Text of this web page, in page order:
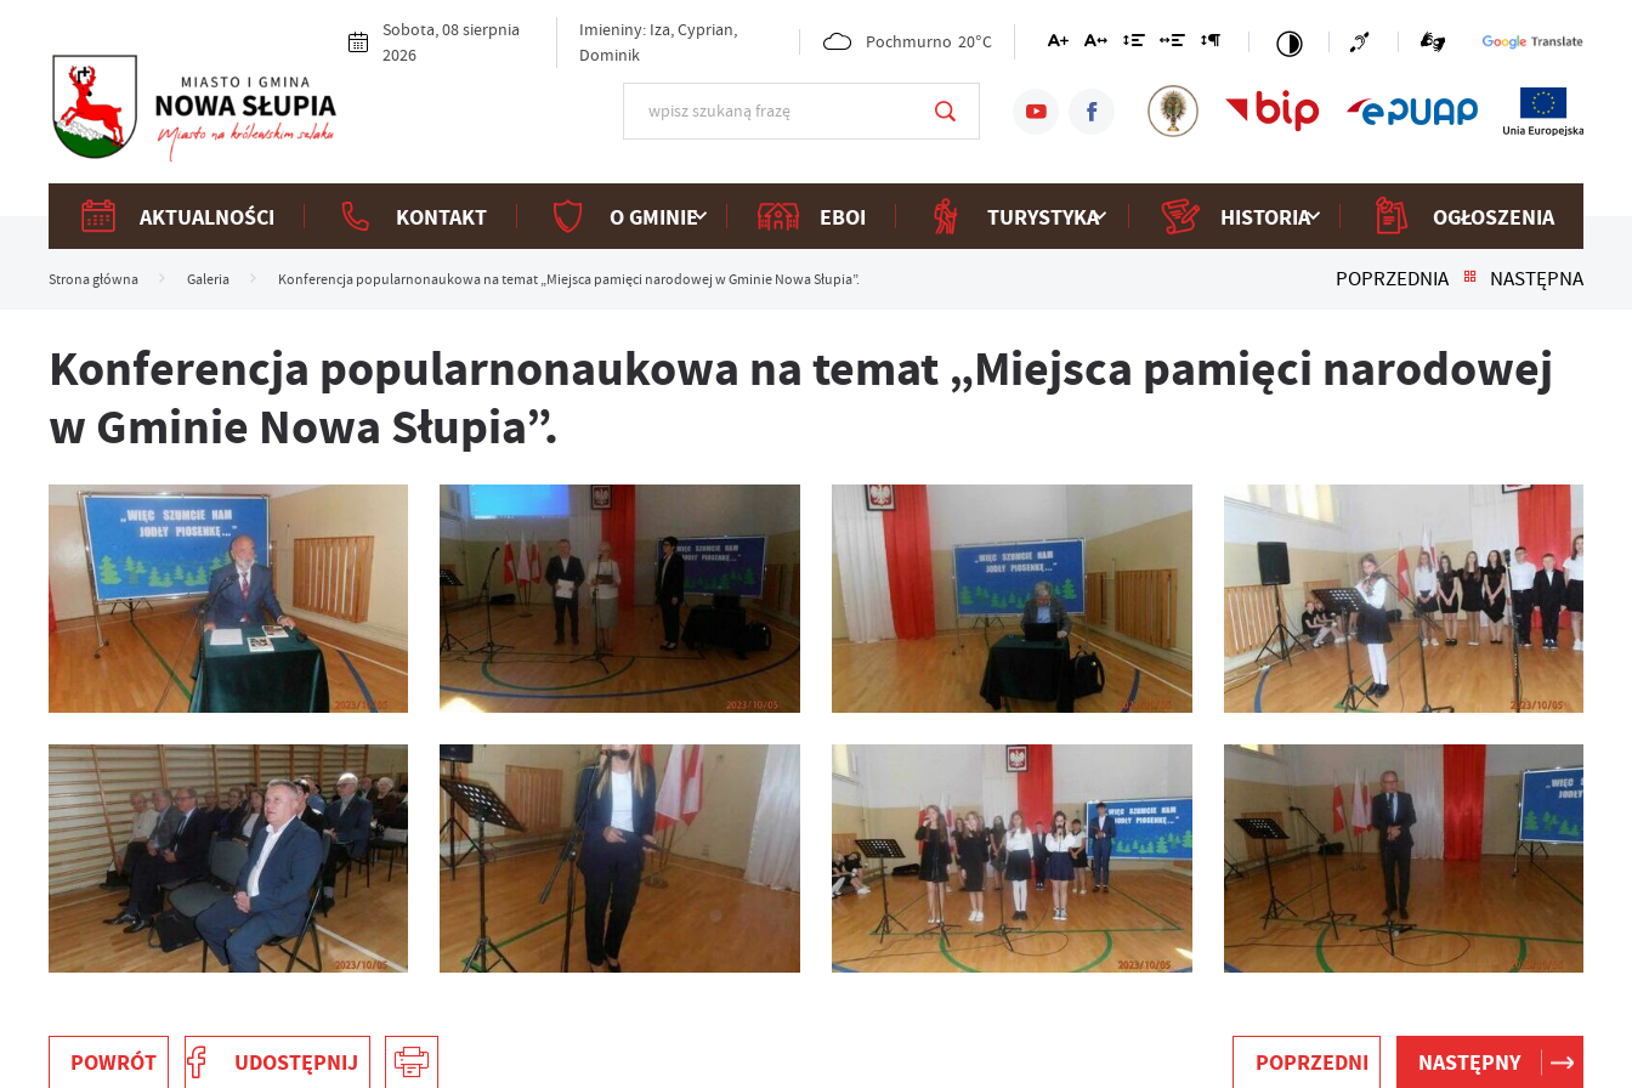
Sobota, 08 sierpnia
2026
Imieniny: Iza, Cyprian,
Dominik
Pochmurno 20°C
AKTUALNOŚCI KONTAKT O GMINIE EBOI TURYSTYKA HISTORIA OGŁOSZENIA
Strona główna Galeria Konferencja popularnonaukowa na temat „Miejsca pamięci narodowej w Gminie Nowa Słupia”. POPRZEDNIA NASTĘPNA
Konferencja popularnonaukowa na temat „Miejsca pamięci narodowej
w Gminie Nowa Słupia”.
POWRÓT UDOSTĘPNIJ POPRZEDNI NASTĘPNY
Ustawienia
Szanujemy Twoją prywatność. Możesz zmienić ustawienia cookies lub